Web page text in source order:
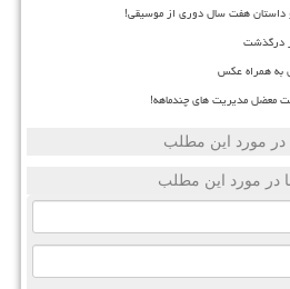
داستان هفت سال دوری از موسیقی!
درگذشت
به همراه عکس
معضل مدیریت های چندماهه!
در مورد این مطلب
در مورد این مطلب